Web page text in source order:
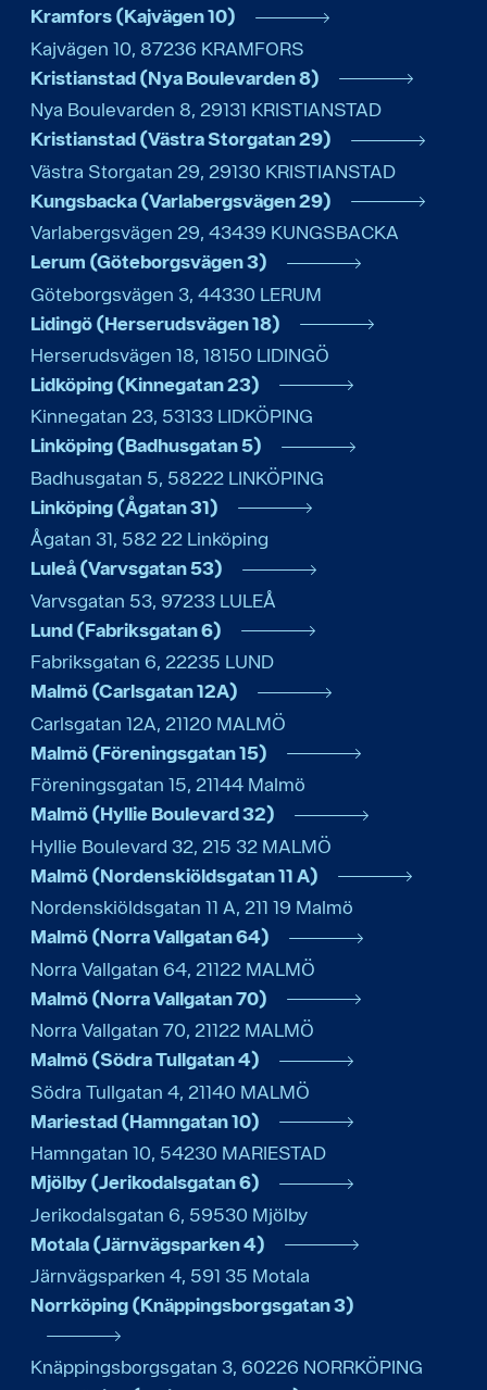
Kramfors (Kajvägen 10)
Kajvägen 10, 87236 KRAMFORS
Kristianstad (Nya Boulevarden 8)
Nya Boulevarden 8, 29131 KRISTIANSTAD
Kristianstad (Västra Storgatan 29)
Västra Storgatan 29, 29130 KRISTIANSTAD
Kungsbacka (Varlabergsvägen 29)
Varlabergsvägen 29, 43439 KUNGSBACKA
Lerum (Göteborgsvägen 3)
Göteborgsvägen 3, 44330 LERUM
Lidingö (Herserudsvägen 18)
Herserudsvägen 18, 18150 LIDINGÖ
Lidköping (Kinnegatan 23)
Kinnegatan 23, 53133 LIDKÖPING
Linköping (Badhusgatan 5)
Badhusgatan 5, 58222 LINKÖPING
Linköping (Ågatan 31)
Ågatan 31, 582 22 Linköping
Luleå (Varvsgatan 53)
Varvsgatan 53, 97233 LULEÅ
Lund (Fabriksgatan 6)
Fabriksgatan 6, 22235 LUND
Malmö (Carlsgatan 12A)
Carlsgatan 12A, 21120 MALMÖ
Malmö (Föreningsgatan 15)
Föreningsgatan 15, 21144 Malmö
Malmö (Hyllie Boulevard 32)
Hyllie Boulevard 32, 215 32 MALMÖ
Malmö (Nordenskiöldsgatan 11 A)
Nordenskiöldsgatan 11 A, 211 19 Malmö
Malmö (Norra Vallgatan 64)
Norra Vallgatan 64, 21122 MALMÖ
Malmö (Norra Vallgatan 70)
Norra Vallgatan 70, 21122 MALMÖ
Malmö (Södra Tullgatan 4)
Södra Tullgatan 4, 21140 MALMÖ
Mariestad (Hamngatan 10)
Hamngatan 10, 54230 MARIESTAD
Mjölby (Jerikodalsgatan 6)
Jerikodalsgatan 6, 59530 Mjölby
Motala (Järnvägsparken 4)
Järnvägsparken 4, 591 35 Motala
Norrköping (Knäppingsborgsgatan 3)
Knäppingsborgsgatan 3, 60226 NORRKÖPING